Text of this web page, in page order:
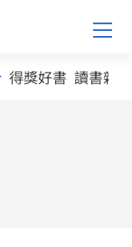
得獎好書 讀書雜誌